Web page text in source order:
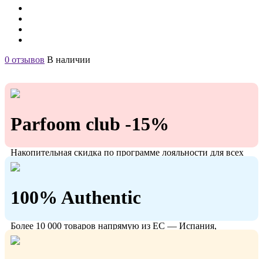
0 отзывов В наличии
Parfoom club -15%
Накопительная скидка по программе лояльности для всех
кто с нами!
100% Authentic
Более 10 000 товаров напрямую из ЕС — Испания,
Польша, Германия.